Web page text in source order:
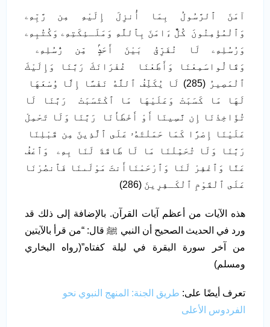
آمَنَ ٱلرَّسُولُ بِمَا أُنزِلَ إِلَيْهِ مِن رَّبِّهِۦ
وَٱلْمُؤْمِنُونَ كُلٌّ ءَامَنَ بِٱللَّهِ وَمَلَـئِكَتِهِۦ وَكُتُبِهِۦ
وَرُسُلِهِۦ لَا نُفَرِّقُ بَيْنَ أَحَدٍۢ مِّن رُّسُلِهِۦ
وَقَالُواسَمِعْنَا وَأَطَعْنَا غُفْرَانَكَ رَبَّنَا وَإِلَيْكَ
ٱلْمَصِيرُ (285) لَا يُكَلِّفُ ٱللَّهُ نَفْسًا إِلَّا وُسْعَهَا
لَهَا مَا كَسَبَتْ وَعَلَيْهَا مَا ٱكْتَسَبَتْ رَبَّنَا لَا
تُؤَاخِذْنَا إِن نَّسِينَا أَوْ أَخْطَأْنَا رَبَّنَا وَلَا تَحْمِلْ
عَلَيْنَا إِصْرًا كَمَا حَمَلْتَهُۥ عَلَى ٱلَّذِينَ مِن قَبْلِنَا
رَبَّنَا وَلَا تُحَمِّلْنَا مَا لَا طَاقَةَ لَنَا بِهِۦ وَٱعْفُ
عَنَّا وَٱغْفِرْ لَنَا وَٱرْحَمْنَاأَنتَ مَوْلَىنَا فَٱنصُرْنَا
عَلَى ٱلْقَوْمِ ٱلْكَـفِرِينَ (286)
هذه الآيات من أعظم آيات القرآن. بالإضافة إلى ذلك قد
ورد في الحديث الصحيح أن النبي ﷺ قال: “من قرأ بالآيتين
من آخر سورة البقرة في ليلة كفتاه”(رواه البخاري
ومسلم)
تعرف أيضًا على: طريق الجنة: المنهج النبوي نحو
الفردوس الأعلى